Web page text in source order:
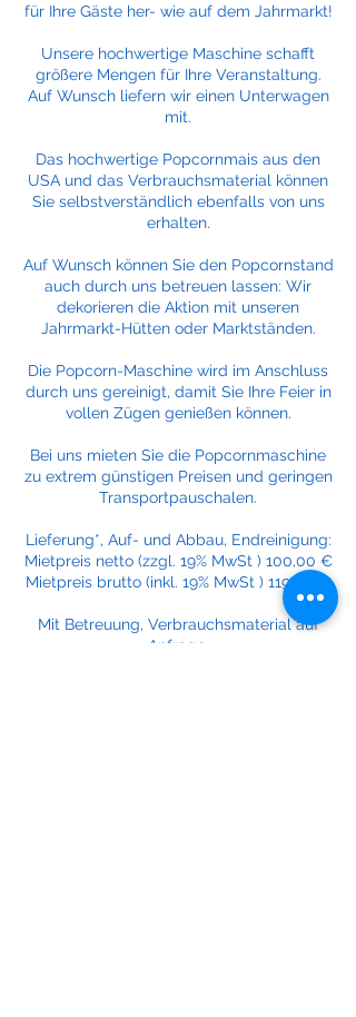
für Ihre Gäste her- wie auf dem Jahrmarkt!
Unsere hochwertige Maschine schafft
größere Mengen für Ihre Veranstaltung.
Auf Wunsch liefern wir einen Unterwagen
mit.
Das hochwertige Popcornmais aus den
USA und das Verbrauchsmaterial können
Sie selbstverständlich ebenfalls von uns
erhalten.
Auf Wunsch können Sie den Popcornstand
auch durch uns betreuen lassen: Wir
dekorieren die Aktion mit unseren
Jahrmarkt-Hütten oder Marktständen.
Die Popcorn-Maschine wird im Anschluss
durch uns gereinigt, damit Sie Ihre Feier in
vollen Zügen genießen können.
Bei uns mieten Sie die Popcornmaschine
zu extrem günstigen Preisen und geringen
Transportpauschalen.
Lieferung*, Auf- und Abbau, Endreinigung:
Mietpreis netto (zzgl. 19% MwSt ) 100,00 €
Mietpreis brutto (inkl. 19% MwSt ) 119,00 €
Mit Betreuung, Verbrauchsmaterial auf
Anfrage.